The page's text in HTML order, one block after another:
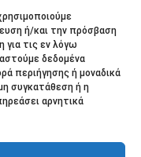
ή/και την πρόσβαση
τις εν λόγω
δεδομένα
περιήγησης ή μοναδικά
συγκατάθεση ή η
αρνητικά
και μείνετε